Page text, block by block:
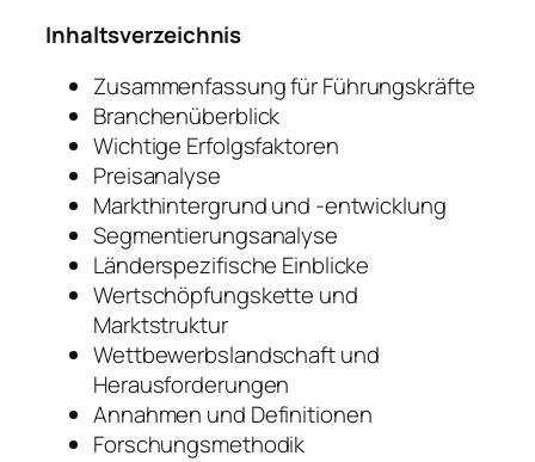
Inhaltsverzeichnis
Zusammenfassung für Führungskräfte
Branchenüberblick
Wichtige Erfolgsfaktoren
Preisanalyse
Markthintergrund und -entwicklung
Segmentierungsanalyse
Länderspezifische Einblicke
Wertschöpfungskette und
Marktstruktur
Wettbewerbslandschaft und
Herausforderungen
Annahmen und Definitionen
Forschungsmethodik